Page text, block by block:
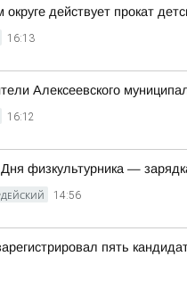
действует прокат
16:13
Алексеевского
16:12
физкультурника —
14:56
пять